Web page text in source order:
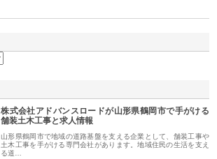
株式会社アドバンスロードが山形県鶴岡市で手がける
舗装土木工事と求人情報
山形県鶴岡市で地域の道路基盤を支える企業として、舗装工事や
土木工事を手がける専門会社があります。地域住民の生活を支え
る道…